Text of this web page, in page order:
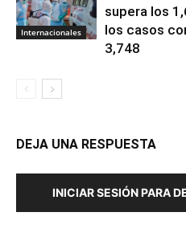
Internacionales
supera los
los casos
3,748
DEJA UNA RESPUESTA
INICIAR SESIÓN PARA